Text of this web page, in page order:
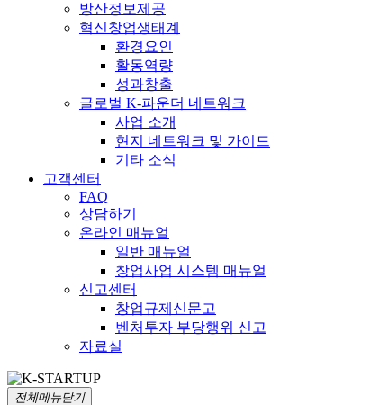
방산정보제공
혁신창업생태계
환경요인
활동역량
성과창출
글로벌 K-파운더 네트워크
사업 소개
현지 네트워크 및 가이드
기타 소식
고객센터
FAQ
상담하기
온라인 매뉴얼
일반 매뉴얼
창업사업 시스템 매뉴얼
신고센터
창업규제신문고
벤처투자 부당행위 신고
자료실
전체메뉴닫기